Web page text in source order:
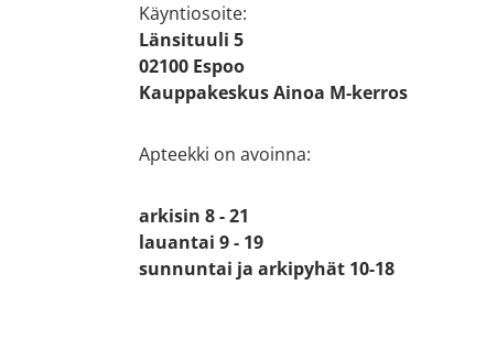
Käyntiosoite:
Länsituuli 5
02100 Espoo
Kauppakeskus Ainoa M-kerros
Apteekki on avoinna:
arkisin 8 - 21
lauantai 9 - 19
sunnuntai ja arkipyhät 10-18